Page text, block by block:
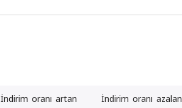
İndirim oranı artan İndirim oranı azalan